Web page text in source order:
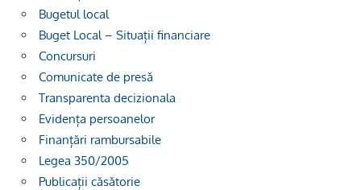
Bugetul local
Buget Local – Situații financiare
Concursuri
Comunicate de presă
Transparenta decizionala
Evidența persoanelor
Finanțări rambursabile
Legea 350/2005
Publicații căsătorie